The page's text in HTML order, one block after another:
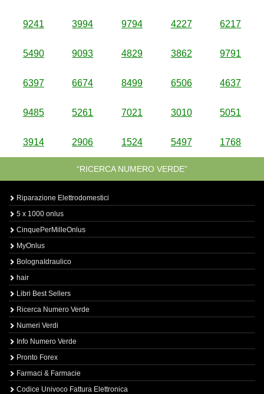
9241 3994 9794 4227 6217
5490 9093 4829 3862 9791
6397 6674 8499 6506 4637
9485 5261 7021 3010 5051
3914 2906 1524 5497 1768
“RICERCA NUMERO VERDE”
Riparazione Elettrodomestici
5 x 1000 onlus
CinquePerMilleOnlus
MyOnlus
BolognaIdraulico
hair
Libri Best Sellers
Ricerca Numero Verde
Numeri Verdi
Info Numero Verde
Pronto Forex
Farmaci & Farmacie
Codice Univoco Fattura Elettronica